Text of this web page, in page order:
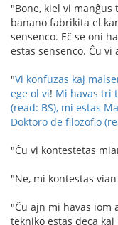
"Bone, kiel vi manĝus
banano fabrikita el
sensenco. Eĉ se oni
estas sensenco. Ĉu vi
"Vi konfuzas kaj
ege ol vi! Mi havas tri
(read: BS), mi estas
Doktoro de filozofio
"Ĉu vi kontestetas
"Ne, mi kontestas
"Ĉu ajn mi havas iom
tekniko estas deca